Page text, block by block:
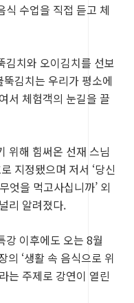
식 수업을 직접 듣고 체
김치와 오이김치를 선보
김치는 우리가 평소에
서 체험객의 눈길을 끌
위해 힘써온 선재 스님
지정됐으며 저서 ‘당신
엇을 먹고사십니까’ 외
리 알려졌다.
강 이후에도 오는 8월
의 ‘생활 속 음식으로 위
는 주제로 강연이 열린